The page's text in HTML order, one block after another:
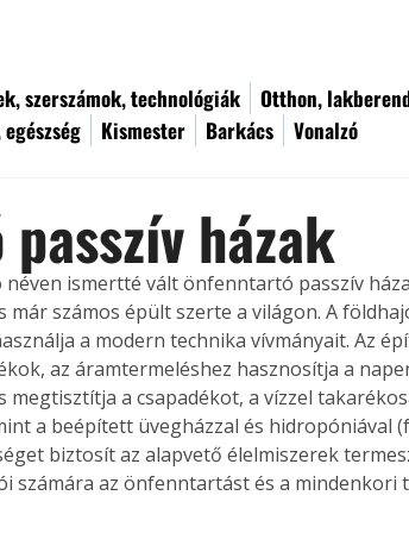
szerszámok, technológiák
Otthon,
Kismester Barkács Vonalzó
házak
néven ismertté vált önfenntartó passzív
számos épült szerte a világon. A
a modern technika vívmányait. Az
az áramtermeléshez hasznosítja a
megtisztítja a csapadékot, a vízzel
a beépített üvegházzal és hidropóniával
biztosít az alapvető élelmiszerek
számára az önfenntartást és a mindenkori